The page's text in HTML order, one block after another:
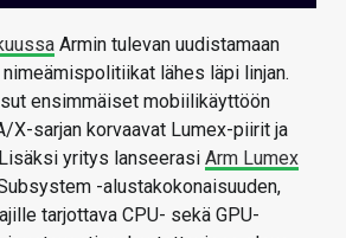
Armin tulevan uudistamaan
lähes läpi linjan.
ensimmäiset mobiilikäyttöön
X-sarjan korvaavat Lumex-piirit ja
yritys lanseerasi Arm Lumex
-alustakokonaisuuden,
tarjottava CPU- sekä GPU-